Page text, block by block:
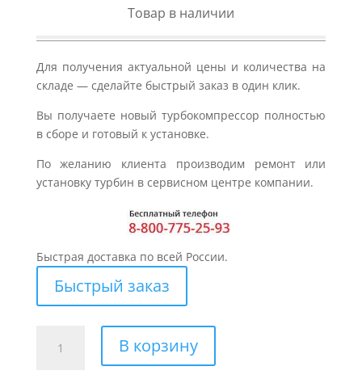
Товар в наличии
Для получения актуальной цены и количества на
складе — сделайте быстрый заказ в один клик.
Вы получаете новый турбокомпрессор полностью
в сборе и готовый к установке.
По желанию клиента производим ремонт или
установку турбин в сервисном центре компании.
Быстрая доставка по всей России.
Быстрый заказ
товара
В корзину